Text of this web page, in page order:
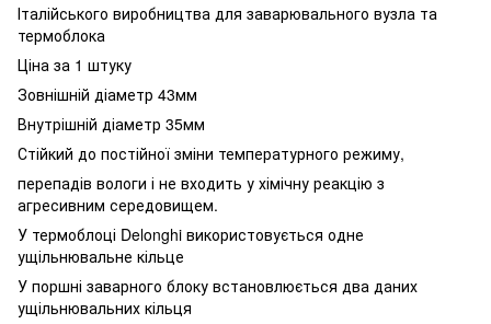
Італійського виробництва для заварювального вузла та
термоблока
Ціна за 1 штуку
Зовнішній діаметр 43мм
Внутрішній діаметр 35мм
Стійкий до постійної зміни температурного режиму,
перепадів вологи і не входить у хімічну реакцію з
агресивним середовищем.
У термоблоці Delonghi використовується одне
ущільнювальне кільце
У поршні заварного блоку встановлюється два даних
ущільнювальних кільця